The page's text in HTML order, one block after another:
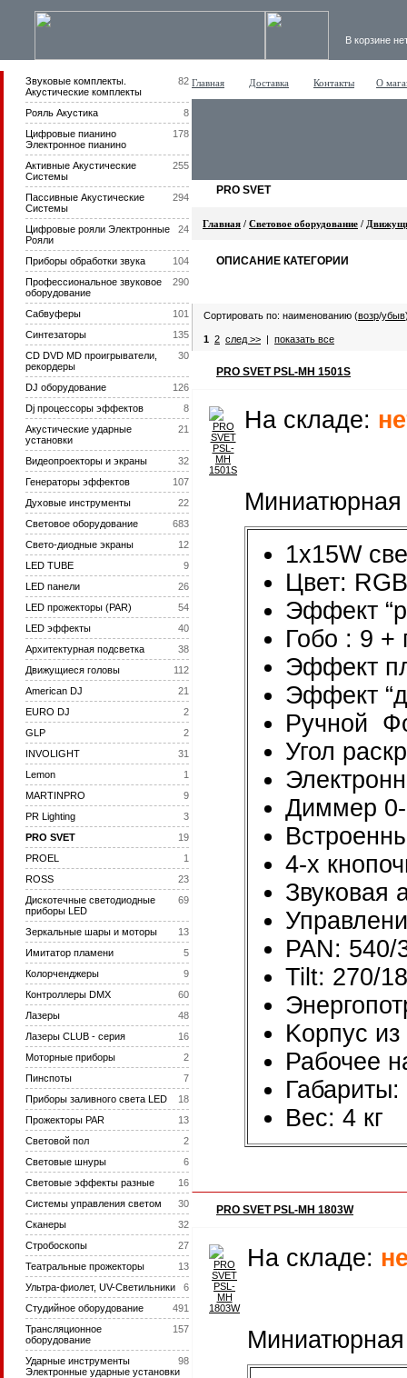
В корзине
82
Звуковые комплекты.
Акустические комплекты
8
Рояль Акустика
178
Цифровые пианино
Электронное пианино
255
Активные Акустические
Системы
294
Пассивные Акустические
Системы
24
Цифровые рояли Электронные
Рояли
104
Приборы обработки звука
290
Профессиональное звуковое
оборудование
101
Сабвуферы
135
Синтезаторы
30
CD DVD MD проигрыватели,
рекордеры
126
DJ оборудование
8
Dj процессоры эффектов
21
Акустические ударные
установки
32
Видеопроекторы и экраны
107
Генераторы эффектов
22
Духовые инструменты
683
Световое оборудование
12
Cвето-диодные экраны
9
LED TUBE
26
LED панели
54
LED прожекторы (PAR)
40
LED эффекты
38
Архитектурная подсветка
112
Движущиеся головы
21
American DJ
2
EURO DJ
2
GLP
31
INVOLIGHT
1
Lemon
9
MARTINPRO
3
PR Lighting
19
PRO SVET
1
PROEL
23
ROSS
69
Дискотечные светодиодные
приборы LED
13
Зеркальные шары и моторы
5
Имитатор пламени
9
Колорченджеры
60
Контроллеры DMX
48
Лазеры
16
Лазеры CLUB - серия
2
Моторные приборы
7
Пинспоты
18
Приборы заливного света LED
13
Прожекторы PAR
2
Световой пол
6
Световые шнуры
16
Световые эффекты разные
30
Системы управления светом
32
Сканеры
27
Стробоскопы
13
Театральные прожекторы
6
Ультра-фиолет, UV-Светильники
491
Студийное оборудование
157
Трансляционное
оборудование
98
Ударные инструменты
Электронные ударные установки
Главная Доставка Контакты О
PRO SVET
Главная / Световое оборудование /
ОПИСАНИЕ КАТЕГОРИИ
Сортировать по: наименованию (возр/убыв
1 2 след >> | показать все
PRO SVET PSL-MH 1501S
На складе:
Миниатюрная
1x15W
Цвет:
Эффект
Гобо : 9 +
Эффект
Эффект
Ручной
Угол
Диммер
4-х
Звуковая
PAN: 540/
Tilt: 270/
Kорпус из
Рабочее
Вес: 4 кг
PRO SVET PSL-MH 1803W
На складе:
Миниатюрная